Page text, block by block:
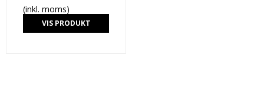
(inkl. moms)
VIS PRODUKT